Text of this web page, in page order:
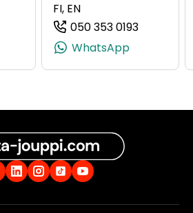
(+358503565711, 0503565711, +358
FI, EN
050 353 0193
WhatsApp